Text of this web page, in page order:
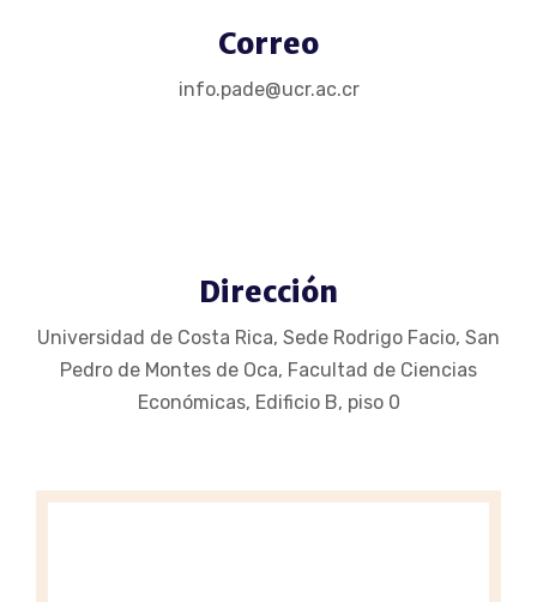
Correo
info.pade@ucr.ac.cr
Dirección
Universidad de Costa Rica, Sede Rodrigo Facio, San
Pedro de Montes de Oca, Facultad de Ciencias
Económicas, Edificio B, piso 0